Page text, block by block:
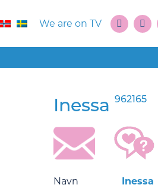
We are on TV
Inessa 962165
Navn
Inessa